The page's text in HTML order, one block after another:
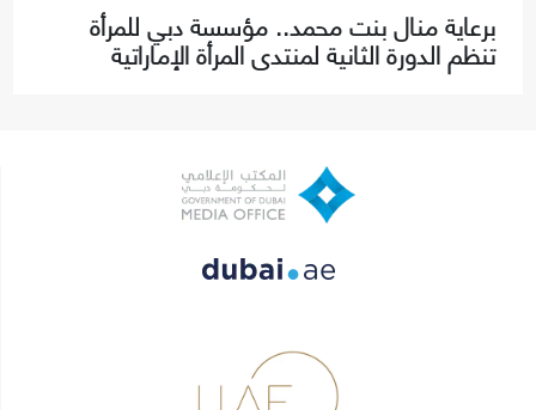
برعاية منال بنت محمد.. مؤسسة دبي للمرأة
تنظم الدورة الثانية لمنتدى المرأة الإماراتية